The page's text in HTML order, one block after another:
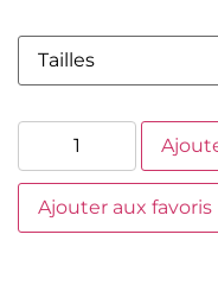
Ajouter aux favoris